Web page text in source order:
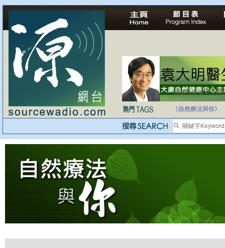
法治社會並不等同
《自然療法與你》